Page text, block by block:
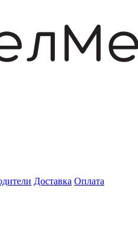
Доставка Оплата